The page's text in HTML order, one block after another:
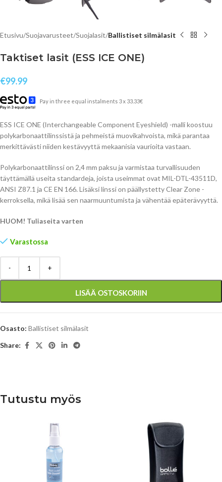
Etusivu Suojavarusteet Suojalasit Ballistiset silmälasit
Taktiset lasit (ESS ICE ONE)
€99.99
Pay in three equal instalments 3 x 33.33€
ESS ICE ONE (Interchangeable Component Eyeshield) -malli koostuu
polykarbonaattilinssistä ja pehmeistä muovikahvoista, mikä parantaa
merkittävästi niiden kestävyyttä mekaanisia vaurioita vastaan.
Polykarbonaattilinssi on 2,4 mm paksu ja varmistaa turvallisuuden
täyttämällä useita standardeja, joista useimmat ovat MIL-DTL-43511D,
ANSI Z87.1 ja CE EN 166. Lisäksi linssi on päällystetty Clear Zone -
kerroksella, mikä lisää sen naarmuuntumista ja vähentää epäterävyyttä.
HUOM! Tuliaseita varten
Varastossa
LISÄÄ OSTOSKORIIN
Osasto: Ballistiset silmälasit
Share:
Tutustu myös